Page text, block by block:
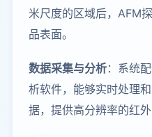
米尺度的区域后，AFM
品表面。
数据采集与分析：系统
析软件，能够实时处理
据，提供高分辨率的红外